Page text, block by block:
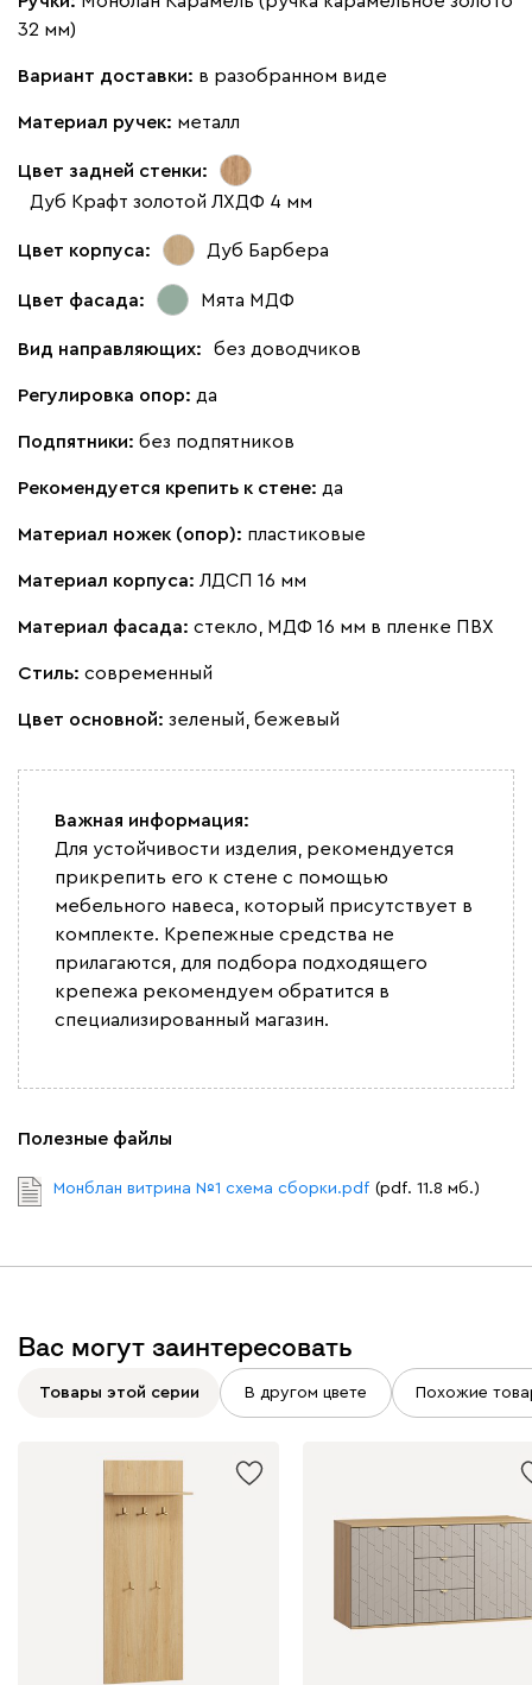
32 мм)
Вариант доставки: в разобранном виде
Материал ручек: металл
Цвет задней стенки:
Дуб Крафт золотой ЛХДФ 4 мм
Цвет корпуса: Дуб Барбера
Цвет фасада: Мята МДФ
Вид направляющих: без доводчиков
Регулировка опор: да
Подпятники: без подпятников
Рекомендуется крепить к стене: да
Материал ножек (опор): пластиковые
Материал корпуса: ЛДСП 16 мм
Материал фасада: стекло, МДФ 16 мм в пленке ПВХ
Стиль: современный
Цвет основной: зеленый, бежевый
Важная информация:
Для устойчивости изделия, рекомендуется
прикрепить его к стене с помощью
мебельного навеса, который присутствует в
комплекте. Крепежные средства не
прилагаются, для подбора подходящего
крепежа рекомендуем обратится в
специализированный магазин.
Полезные файлы
Монблан витрина №1 схема сборки.pdf (pdf. 11.8 мб.)
Вас могут заинтересовать
Товары этой серии В другом цвете Похожие